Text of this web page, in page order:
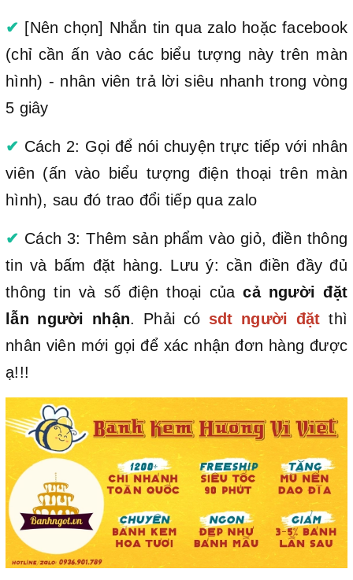
✔ [Nên chọn] Nhắn tin qua zalo hoặc facebook
(chỉ cần ấn vào các biểu tượng này trên màn
hình) - nhân viên trả lời siêu nhanh trong vòng
5 giây
✔ Cách 2: Gọi để nói chuyện trực tiếp với nhân
viên (ấn vào biểu tượng điện thoại trên màn
hình), sau đó trao đổi tiếp qua zalo
✔ Cách 3: Thêm sản phẩm vào giỏ, điền thông
tin và bấm đặt hàng. Lưu ý: cần điền đầy đủ
thông tin và số điện thoại củacả người đặt
lẫn người nhận. Phải có sdt người đặt thì
nhân viên mới gọi để xác nhận đơn hàng được
ạ!!!